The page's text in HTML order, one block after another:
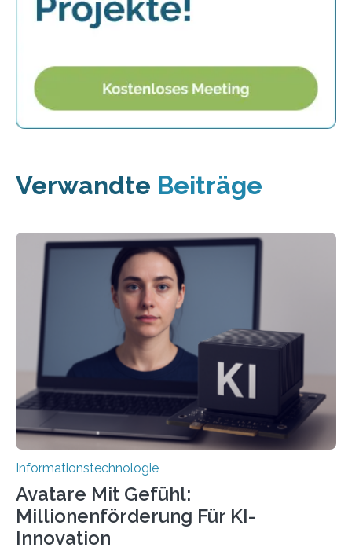
Verwandte Beiträge
Informationstechnologie
Avatare Mit Gefühl:
Millionenförderung Für KI-
Innovation